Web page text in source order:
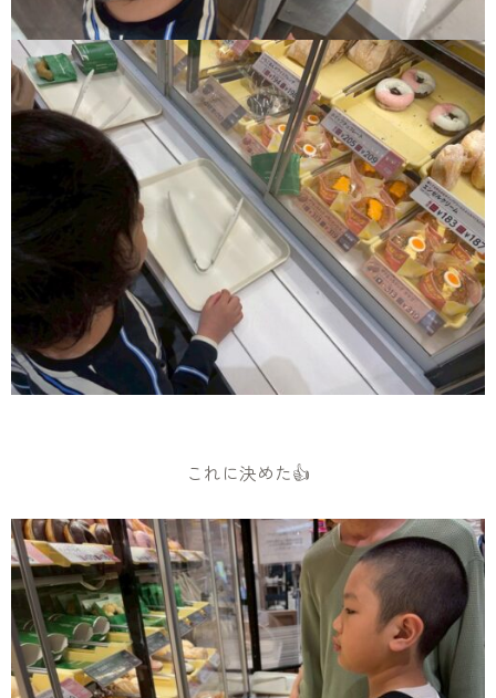
これに決めた👍